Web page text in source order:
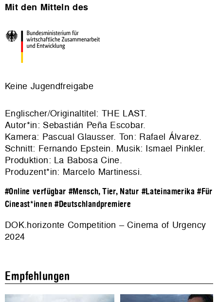
Mit den Mitteln des
Keine Jugendfreigabe
Englischer/Originaltitel: THE LAST.
Autor*in: Sebastián Peña Escobar.
Kamera: Pascual Glausser. Ton: Rafael Álvarez.
Schnitt: Fernando Epstein. Musik: Ismael Pinkler.
Produktion: La Babosa Cine.
Produzent*in: Marcelo Martinessi.
#Online verfügbar #Mensch, Tier, Natur #Lateinamerika #Für
Cineast*innen #Deutschlandpremiere
DOK.horizonte Competition – Cinema of Urgency
2024
Empfehlungen